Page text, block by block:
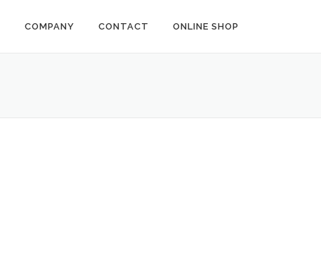
COMPANY CONTACT ONLINE SHOP